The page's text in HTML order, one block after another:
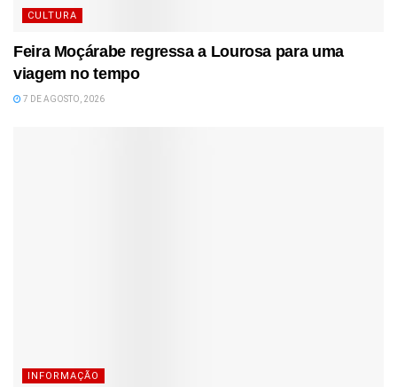
CULTURA
Feira Moçárabe regressa a Lourosa para uma
viagem no tempo
7 DE AGOSTO, 2026
INFORMAÇÃO